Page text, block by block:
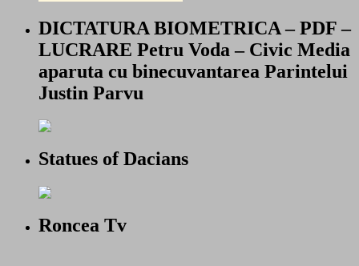
DICTATURA BIOMETRICA – PDF –
LUCRARE Petru Voda – Civic Media
aparuta cu binecuvantarea Parintelui
Justin Parvu
Statues of Dacians
Roncea Tv